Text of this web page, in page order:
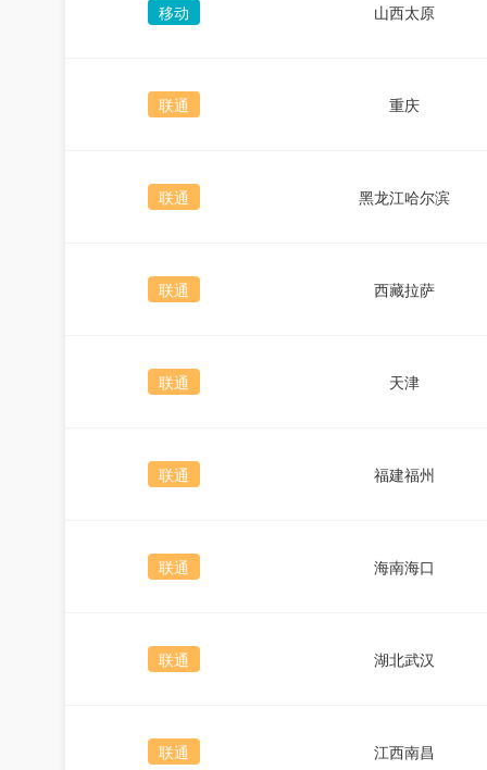
移动 山西太原
联通 重庆
联通 黑龙江哈尔滨
联通 西藏拉萨
联通 天津
联通 福建福州
联通 海南海口
联通 湖北武汉
联通 江西南昌